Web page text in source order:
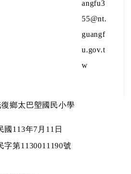
angfu3
55@nt.
guangf
u.gov.t
w
鄉太巴塱國民小學
國113年7月11日
字第1130011190號